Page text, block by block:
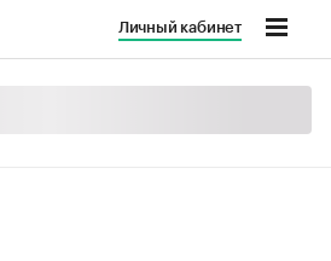
Личный кабинет